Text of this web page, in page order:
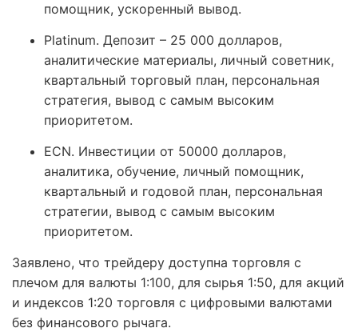
помощник, ускоренный вывод.
Platinum. Депозит – 25 000 долларов,
аналитические материалы, личный советник,
квартальный торговый план, персональная
стратегия, вывод с самым высоким
приоритетом.
ECN. Инвестиции от 50000 долларов,
аналитика, обучение, личный помощник,
квартальный и годовой план, персональная
стратегии, вывод с самым высоким
приоритетом.
Заявлено, что трейдеру доступна торговля с
плечом для валюты 1:100, для сырья 1:50, для акций
и индексов 1:20 торговля с цифровыми валютами
без финансового рычага.